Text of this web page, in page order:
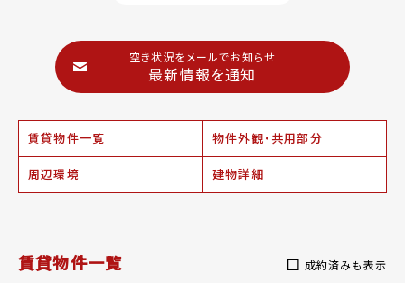
空き状況をメールでお知らせ
最新情報を通知
賃貸物件一覧 物件外観・共用部分
周辺環境 建物詳細
賃貸物件一覧 成約済みも表示